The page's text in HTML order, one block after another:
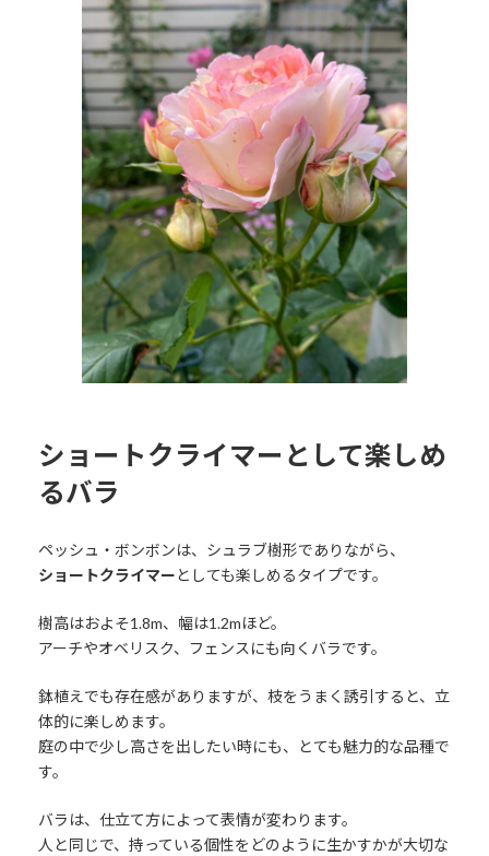
ショートクライマーとして楽しめ
るバラ
ペッシュ・ボンボンは、シュラブ樹形でありながら、
ショートクライマーとしても楽しめるタイプです。
樹高はおよそ1.8m、幅は1.2mほど。
アーチやオベリスク、フェンスにも向くバラです。
鉢植えでも存在感がありますが、枝をうまく誘引すると、立
体的に楽しめます。
庭の中で少し高さを出したい時にも、とても魅力的な品種で
す。
バラは、仕立て方によって表情が変わります。
人と同じで、持っている個性をどのように生かすかが大切な